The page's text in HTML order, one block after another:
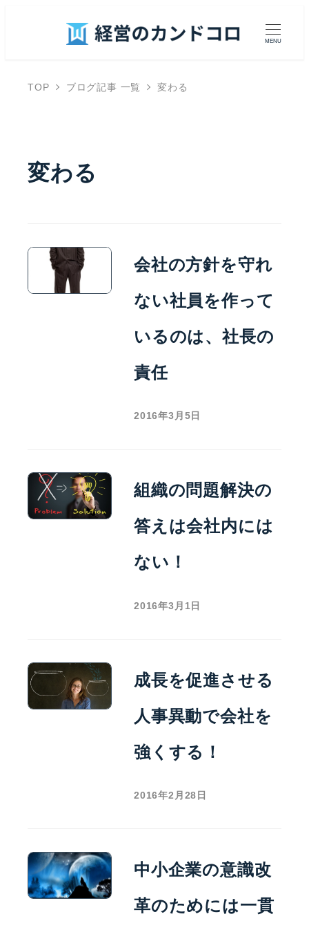
MENU
TOP ブログ記事 一覧 変わる
変わる
会社の方針を守れ
ない社員を作って
いるのは、社長の
責任
2016年3月5日
組織の問題解決の
答えは会社内には
ない！
2016年3月1日
成長を促進させる
人事異動で会社を
強くする！
2016年2月28日
中小企業の意識改
革のためには一貫